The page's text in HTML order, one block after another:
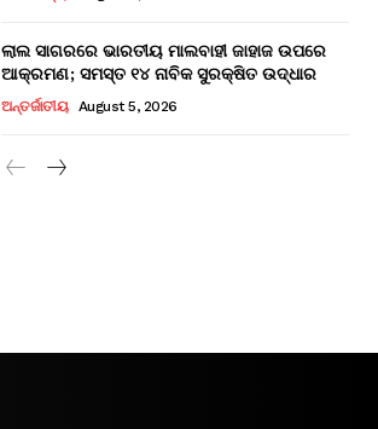
ଲାଲ ସାଗରରେ ଭାରତୀୟ ମାଲବାହୀ ଜାହାଜ ଉପରେ
ଆକ୍ରମଣ; ସମସ୍ତ ୧୪ ନାବିକ ସୁରକ୍ଷିତ ଉଦ୍ଧାର
ଅନ୍ତର୍ଜାତୀୟ August 5, 2026